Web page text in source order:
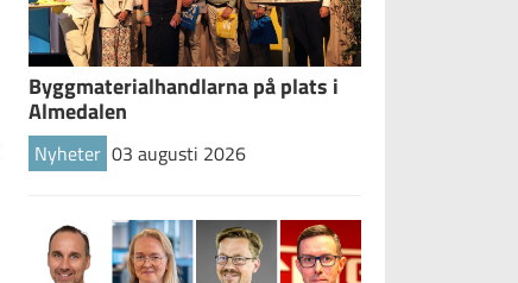
Byggmaterialhandlarna på plats i
Almedalen
Nyheter 03 augusti 2026